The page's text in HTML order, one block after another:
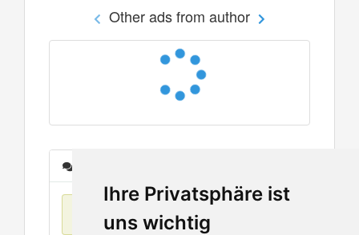
Ihre Privatsphäre ist
uns wichtig
Other ads from author
No items found